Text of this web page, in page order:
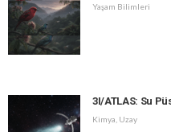
Yaşam Bilimleri
3I/ATLAS: Su
Kimya Uzay